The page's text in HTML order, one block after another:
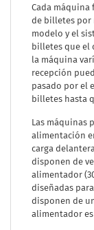
Cada
de billetes por
modelo y el
billetes que el
la máquina
recepción
pasado por el
billetes hasta
Las máquinas
alimentación
carga
disponen de
alimentador
diseñadas
disponen de
alimentador